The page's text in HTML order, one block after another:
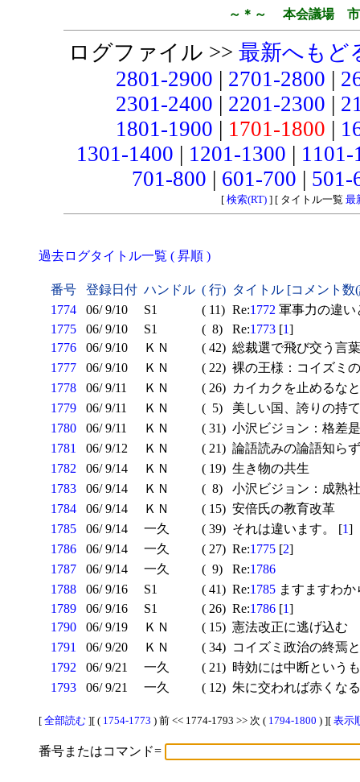
～＊～ 本会議場 市
ログファイル >> 最新へもど
2801-2900 | 2701-2800 |
2301-2400 | 2201-2300 |
1801-1900 | 1701-1800 |
1301-1400 | 1201-1300 |
701-800 | 601-700 |
[ 検索(RT)] [ タイトル一覧 最
過去ログタイトル一覧 ( 昇順 )
番号 登録日付 ハンドル ( 行) タイトル [コメント
1774
06/ 9/10 S1 ( 11) Re:1772 軍事力の違い
1775
06/ 9/10 S1 ( 8) Re:1773 [1]
1776
06/ 9/10 ＫＮ ( 42) 総裁選で飛び交う言葉
1777
06/ 9/10 ＫＮ ( 22) 裸の王様：コイズミ
1778
06/ 9/11 ＫＮ ( 26) カイカクを止めるな
1779
06/ 9/11 ＫＮ ( 5)
美しい国、誇りの持
1780
06/ 9/11 ＫＮ ( 31) 小沢ビジョン：格差
1781
06/ 9/12 ＫＮ ( 21) 論語読みの論語知らず
1782
06/ 9/14 ＫＮ ( 19) 生き物の共生
1783
06/ 9/14 ＫＮ ( 8)
小沢ビジョン：成熟
1784
06/ 9/14 ＫＮ ( 15) 安倍氏の教育改革
1785
06/ 9/14 一久 ( 39) それは違います。 [1]
1786
06/ 9/14 一久 ( 27) Re:1775 [2]
1787
06/ 9/14 一久 ( 9) Re:1786
1788
06/ 9/16 S1 ( 41) Re:1785 ますますわか
1789
06/ 9/16 S1 ( 26) Re:1786 [1]
1790
06/ 9/19 ＫＮ ( 15) 憲法改正に逃げ込む
1791
06/ 9/20 ＫＮ ( 34) コイズミ政治の終焉
1792
06/ 9/21 一久 ( 21) 時効には中断という
1793
06/ 9/21 一久 ( 12) 朱に交われば赤くな
[ 全部読む ][ ( 1754-1773 ) 前 << 1774-1793 >> 次 ( 1794-1800 ) ][ 表示
番号またはコマンド=